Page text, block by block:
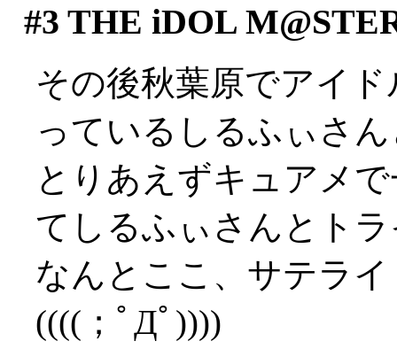
#3 THE iDOL
その後秋葉原でアイ
っているしるふぃさ
とりあえずキュアメ
てしるふぃさんとト
なんとここ、サテラ
((((；ﾟДﾟ))))